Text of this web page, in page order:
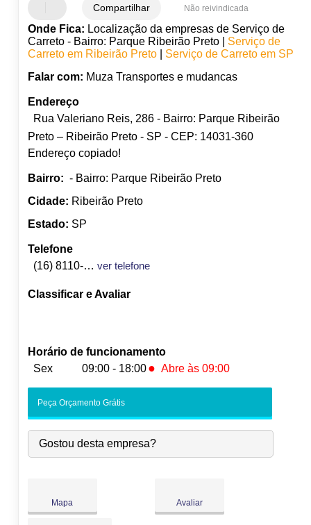
Compartilhar Não reivindicada
Onde Fica: Localização da empresas de Serviço de
Carreto - Bairro: Parque Ribeirão Preto | Serviço de
Carreto em Ribeirão Preto| Serviço de Carreto em SP
Falar com: Muza Transportes e mudancas
Endereço
Rua Valeriano Reis, 286 - Bairro: Parque Ribeirão
Preto – Ribeirão Preto - SP - CEP: 14031-360
Endereço copiado!
Bairro: - Bairro: Parque Ribeirão Preto
Cidade: Ribeirão Preto
Estado: SP
Telefone
(16) 8110-9069
ver telefone
Classificar e Avaliar
Horário de funcionamento
Sex
09:00 - 18:00 ● Abre às 09:00
-
Qua:
09:00-18:00
Qui:
09:00-18:00
●
Peça Orçamento Grátis
Gostou desta empresa?
Mapa Avaliar